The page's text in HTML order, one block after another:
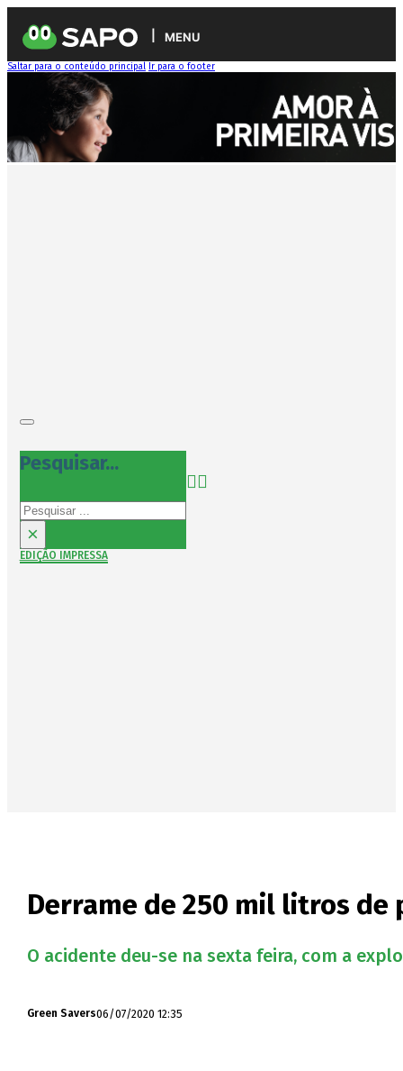
MENU
Saltar para o conteúdo principal Ir para o footer
Pesquisar...
Pesquisar
×
EDIÇÃO IMPRESSA
Derrame de 250 mil litros
O acidente deu-se na sexta feira, com a
Green Savers06/07/2020 12:35